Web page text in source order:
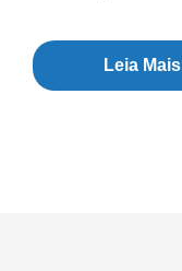
Leia Mais